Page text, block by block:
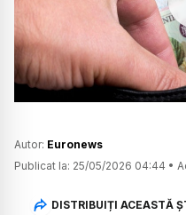
Autor: Euronews
Publicat la: 25/05/2026 04:44 •
DISTRIBUIȚI ACEASTĂ